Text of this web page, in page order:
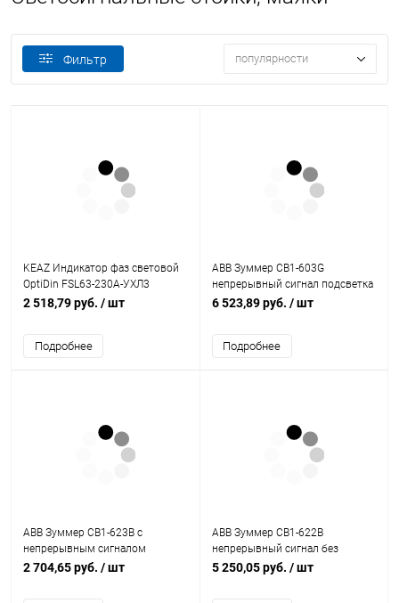
Фильтр популярности
KEAZ Индикатор фаз световой
OptiDin FSL63-230A-УХЛ3
(138626)
2 518,79 руб. / шт
Подробнее
ABB Зуммер CB1-603G
непрерывный сигнал подсветка
зеленый 230В AC
6 523,89 руб. / шт
Подробнее
ABB Зуммер CB1-623B с
непрерывным сигналом
(1SFA619600R6236)
2 704,65 руб. / шт
ABB Зуммер CB1-622B
непрерывный сигнал без
подсветки черный 110-130В DC
5 250,05 руб. / шт